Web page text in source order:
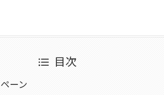
目次
ーン